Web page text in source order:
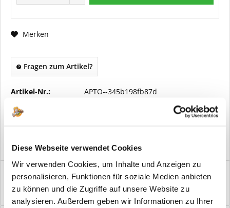
Diese Webseite verwendet Cookies
Wir verwenden Cookies, um Inhalte und Anzeigen zu
personalisieren, Funktionen für soziale Medien anbieten
zu können und die Zugriffe auf unsere Website zu
analysieren. Außerdem geben wir Informationen zu Ihrer
Merken
Fragen zum Artikel?
Artikel-Nr.: APTO--345b198fb87d
Vorteile
Windfangelemente online am Bildschirm konfigurieren und
einbaufertig bestellen. In wenigen...